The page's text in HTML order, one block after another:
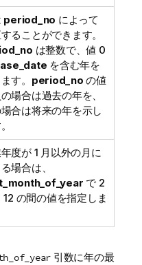
period_no によって
ることができます。
は整数で、値 0
を含む年を
す。 period_no の値
場合は過去の年を、
合は将来の年を示し
度が 1 月以外の月に
場合は、
で 2
12 の間の値を指定しま
引数に年の最